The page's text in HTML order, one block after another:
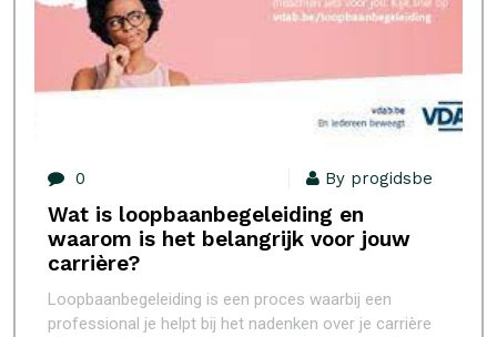
0 By progidsbe
Wat is loopbaanbegeleiding en
waarom is het belangrijk voor jouw
carrière?
Loopbaanbegeleiding is een proces waarbij een
professional je helpt bij het nadenken over je carrière